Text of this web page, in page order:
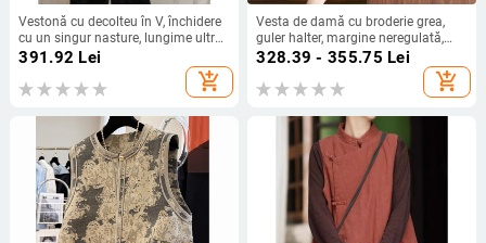
Vestonă cu decolteu în V, închidere
cu un singur nasture, lungime ultra-
scurtă, țesătură din rayon,
391.92 Lei
add_shopping_cart
Vesta de damă cu broderie grea,
guler halter, margine neregulată,
poliester 95%+, poliester secundar
328.39 - 355.75 Lei
add_shopping_cart